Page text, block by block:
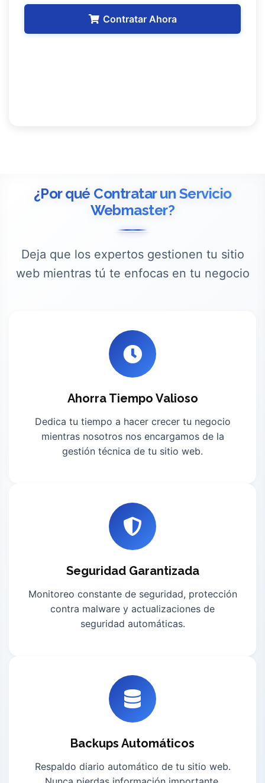
Contratar Ahora
¿Por qué Contratar un Servicio
Webmaster?
Deja que los expertos gestionen tu sitio
web mientras tú te enfocas en tu negocio
Ahorra Tiempo Valioso
Dedica tu tiempo a hacer crecer tu negocio
mientras nosotros nos encargamos de la
gestión técnica de tu sitio web.
Seguridad Garantizada
Monitoreo constante de seguridad, protección
contra malware y actualizaciones de
seguridad automáticas.
Backups Automáticos
Respaldo diario automático de tu sitio web.